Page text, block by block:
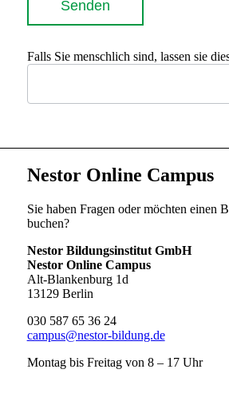
Senden
Falls Sie menschlich sind, lassen sie
Nestor Online Campus
Sie haben Fragen oder möchten einen
buchen?
Nestor Bildungsinstitut GmbH
Nestor Online Campus
Alt-Blankenburg 1d
13129 Berlin
030 587 65 36 24
campus@nestor-bildung.de
Montag bis Freitag von 8 – 17 Uhr